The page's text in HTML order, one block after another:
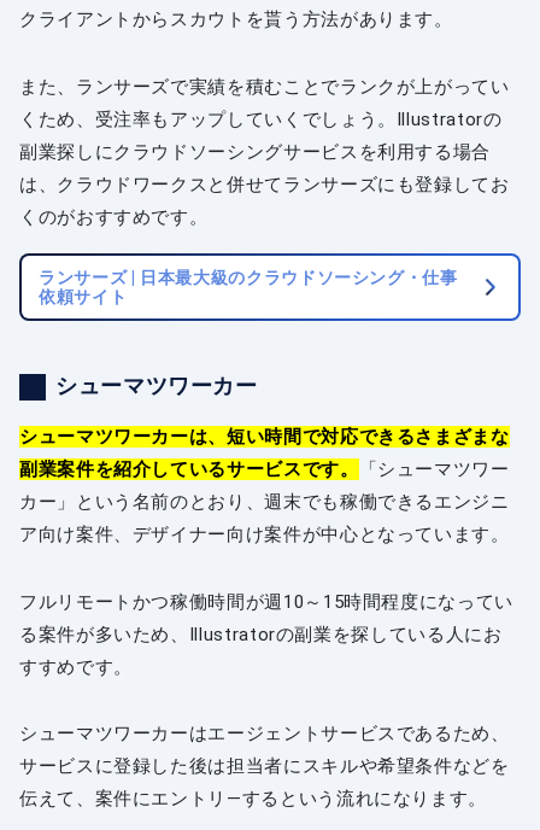
クライアントからスカウトを貰う方法があります。
また、ランサーズで実績を積むことでランクが上がってい
くため、受注率もアップしていくでしょう。Illustratorの
副業探しにクラウドソーシングサービスを利用する場合
は、クラウドワークスと併せてランサーズにも登録してお
くのがおすすめです。
ランサーズ | 日本最大級のクラウドソーシング・仕事
依頼サイト
シューマツワーカー
シューマツワーカーは、短い時間で対応できるさまざまな
副業案件を紹介しているサービスです。
「シューマツワー
カー」という名前のとおり、週末でも稼働できるエンジニ
ア向け案件、デザイナー向け案件が中心となっています。
フルリモートかつ稼働時間が週10～15時間程度になってい
る案件が多いため、Illustratorの副業を探している人にお
すすめです。
シューマツワーカーはエージェントサービスであるため、
サービスに登録した後は担当者にスキルや希望条件などを
伝えて、案件にエントリ―するという流れになります。